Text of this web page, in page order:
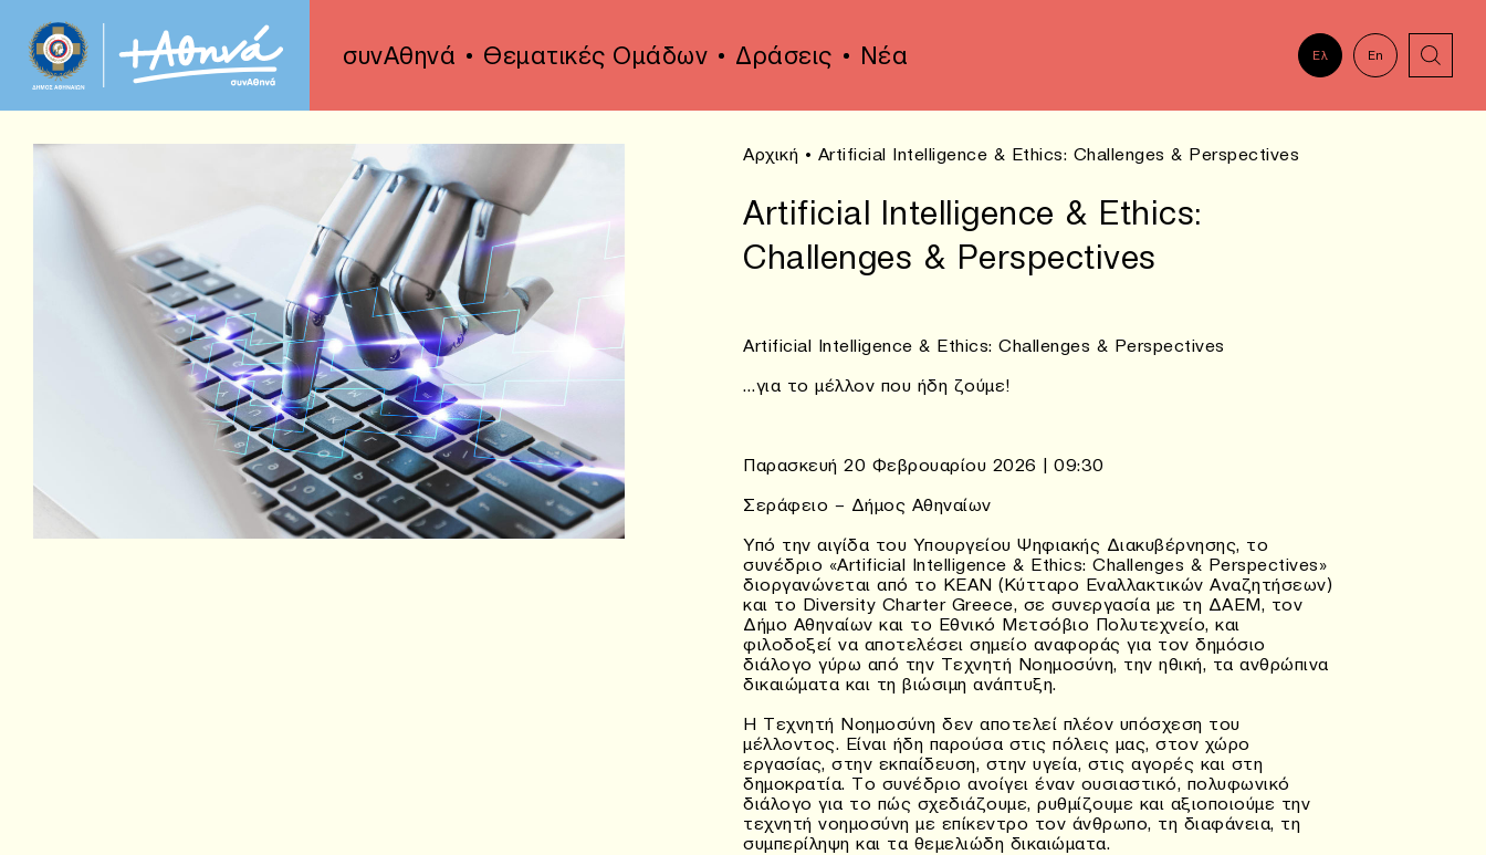
συνΑθηνά Θεματικές Ομάδων Δράσεις Νέα Ελ En
Αρχική • Artificial Intelligence & Ethics: Challenges & Perspectives
Artificial Intelligence & Ethics:
Challenges & Perspectives
Artificial Intelligence & Ethics: Challenges & Perspectives
…για το μέλλον που ήδη ζούμε!
Παρασκευή 20 Φεβρουαρίου 2026 | 09:30
Σεράφειο – Δήμος Αθηναίων
Υπό την αιγίδα του Υπουργείου Ψηφιακής Διακυβέρνησης, το
συνέδριο «Artificial Intelligence & Ethics: Challenges & Perspectives»
διοργανώνεται από το ΚΕΑΝ (Κύτταρο Εναλλακτικών Αναζητήσεων)
και το Diversity Charter Greece, σε συνεργασία με τη ΔΑΕΜ, τον
Δήμο Αθηναίων και το Εθνικό Μετσόβιο Πολυτεχνείο, και
φιλοδοξεί να αποτελέσει σημείο αναφοράς για τον δημόσιο
διάλογο γύρω από την Τεχνητή Νοημοσύνη, την ηθική, τα ανθρώπινα
δικαιώματα και τη βιώσιμη ανάπτυξη.
Η Τεχνητή Νοημοσύνη δεν αποτελεί πλέον υπόσχεση του
μέλλοντος. Είναι ήδη παρούσα στις πόλεις μας, στον χώρο
εργασίας, στην εκπαίδευση, στην υγεία, στις αγορές και στη
δημοκρατία. Το συνέδριο ανοίγει έναν ουσιαστικό, πολυφωνικό
διάλογο για το πώς σχεδιάζουμε, ρυθμίζουμε και αξιοποιούμε την
τεχνητή νοημοσύνη με επίκεντρο τον άνθρωπο, τη διαφάνεια, τη
συμπερίληψη και τα θεμελιώδη δικαιώματα.